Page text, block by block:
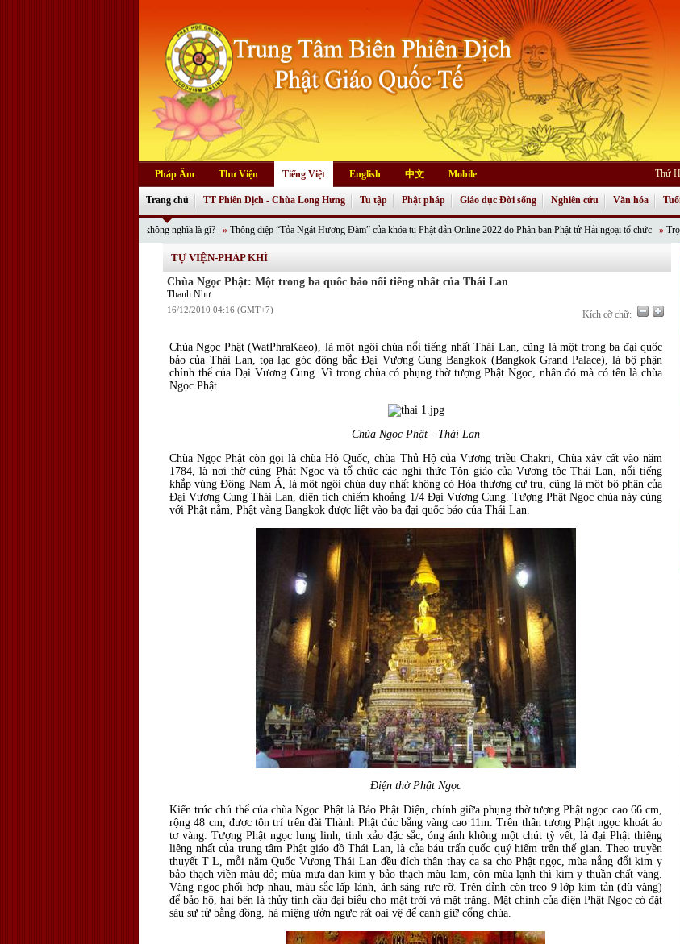
Pháp Âm Thư Viện Tiếng Việt English 中文 Mobile Thứ
Trang chủ
»Thông điệp “Tỏa Ngát Hương Đàm” của khóa tu Phật đản Online 2022 do Phân ban Phật tử Hải ngoại tổ chức »Trọng thể Khai mạc
TT Phiên Dịch - Chùa Long Hưng Tu tập Phật pháp Giáo dục Đời sống Nghiên cứu Văn hóa
TỰ VIỆN-PHÁP KHÍ
Chùa Ngọc Phật: Một trong ba quốc bảo nổi tiếng nhất của Thái Lan
Thanh Như
16/12/2010 04:16 (GMT+7) Kích cỡ chữ:
Chùa Ngọc Phật (WatPhraKaeo), là một ngôi chùa nổi tiếng nhất Thái Lan, cũng là một trong ba đại quốc
bảo của Thái Lan, tọa lạc góc đông bắc Đại Vương Cung Bangkok (Bangkok Grand Palace), là bộ phận
chỉnh thể của Đại Vương Cung. Vì trong chùa có phụng thờ tượng Phật Ngọc, nhân đó mà có tên là chùa
Ngọc Phật.
Chùa Ngọc Phật - Thái Lan
Chùa Ngọc Phật còn gọi là chùa Hộ Quốc, chùa Thủ Hộ của Vương triều Chakri, Chùa xây cất vào năm
1784, là nơi thờ cúng Phật Ngọc và tổ chức các nghi thức Tôn giáo của Vương tộc Thái Lan, nổi tiếng
khắp vùng Đông Nam Á, là một ngôi chùa duy nhất không có Hòa thượng cư trú, cũng là một bộ phận của
Đại Vương Cung Thái Lan, diện tích chiếm khoảng 1/4 Đại Vương Cung. Tượng Phật Ngọc chùa này cùng
với Phật nằm, Phật vàng Bangkok được liệt vào ba đại quốc bảo của Thái Lan.
Điện thờ Phật Ngọc
Kiến trúc chủ thể của chùa Ngọc Phật là Bảo Phật Điện, chính giữa phụng thờ tượng Phật ngọc cao 66 cm,
rộng48 cm, được tôn trí trên đài Thành Phật đúc bằng vàng cao 11m. Trên thân tượng Phật ngọc khoát áo
tơ vàng. Tượng Phật ngọc lung linh, tinh xảo đặc sắc, óng ánh không một chút tỳ vết, là đại Phật thiêng
liêng nhất của trung tâm Phật giáo đồ Thái Lan, là của báu trấn quốc quý hiếm trên thế gian. Theo truyền
thuyết T L, mỗi năm Quốc Vương Thái Lan đều đích thân thay ca sa cho Phật ngọc, mùa nắng đổi kim y
bảo thạch viền màu đỏ; mùa mưa đan kim y bảo thạch màu lam, còn mùa lạnh thì kim y thuần chất vàng.
Vàng ngọc phối hợp nhau, màu sắc lấp lánh, ánh sáng rực rỡ. Trên đỉnh còn treo 9 lớp kim tản (dù vàng)
để bảo hộ, hai bên là thủy tinh cầu đại biểu cho mặt trời và mặt trăng. Mặt chính của điện Phật Ngọc có đặt
sáu sư tử bằng đồng, há miệng ưởn ngực rất oai vệ để canh giữ cổng chùa.